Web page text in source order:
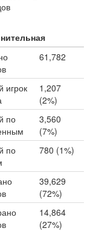
61,782
игрок
1,207
(2%)
по
3,560
(7%)
по
780 (1%)
39,629
(72%)
14,864
(27%)